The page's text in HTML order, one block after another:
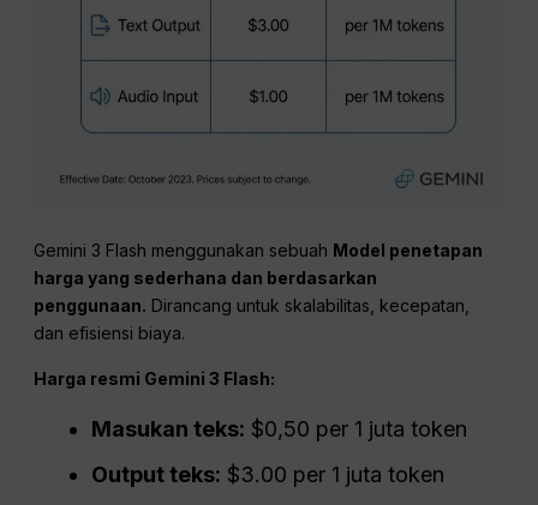
Gemini 3 Flash menggunakan sebuah Model penetapan
harga yang sederhana dan berdasarkan
penggunaan. Dirancang untuk skalabilitas, kecepatan,
dan efisiensi biaya.
Harga resmi Gemini 3 Flash:
Masukan teks: $0,50 per 1 juta token
Output teks: $3.00 per 1 juta token